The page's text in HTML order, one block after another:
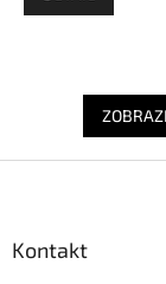
Kontakt